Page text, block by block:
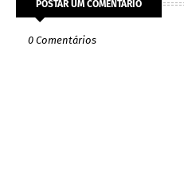
POSTAR UM COMENTÁRIO
0 Comentários